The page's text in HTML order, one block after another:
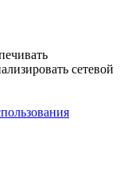
сетевой